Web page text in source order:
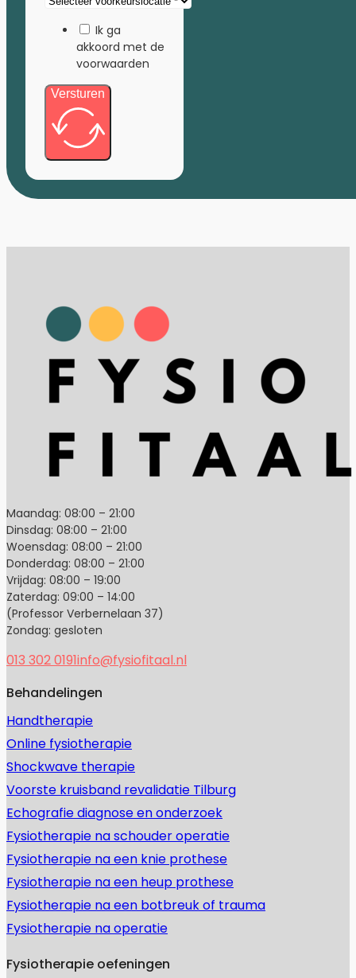
Ik ga
akkoord met de
voorwaarden
Versturen
Maandag: 08:00 – 21:00
Dinsdag: 08:00 – 21:00
Woensdag: 08:00 – 21:00
Donderdag: 08:00 – 21:00
Vrijdag: 08:00 – 19:00
Zaterdag: 09:00 – 14:00
(Professor Verbernelaan 37)
Zondag: gesloten
013 302 0191info@fysiofitaal.nl
Behandelingen
Handtherapie
Online fysiotherapie
Shockwave therapie
Voorste kruisband revalidatie Tilburg
Echografie diagnose en onderzoek
Fysiotherapie na schouder operatie
Fysiotherapie na een knie prothese
Fysiotherapie na een heup prothese
Fysiotherapie na een botbreuk of trauma
Fysiotherapie na operatie
Fysiotherapie oefeningen